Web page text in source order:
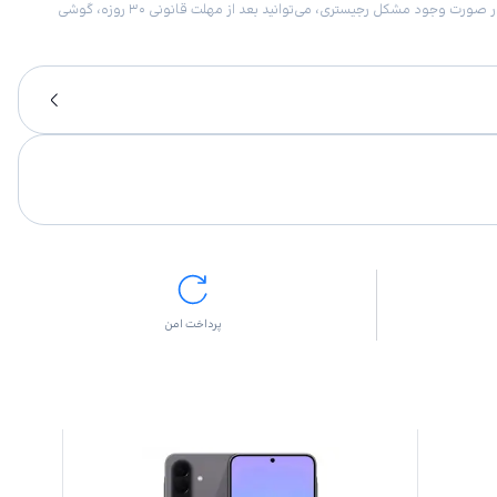
امکان برگشت کالا در گروه موبایل با دلیل “انصراف از خرید“ تنها در صورتی مورد قبول است که پلمب کالا باز نشده باشد. تمام گوشی‌های جی‌اس‌ام ضمانت رجیستری دارند. در صورت وجود مشکل رجیستری، می‌توانید بعد از مهلت قانونی ۳۰ روزه، گوشی
پرداخت امن